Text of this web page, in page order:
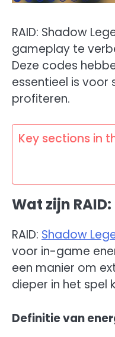
RAID: Shadow
gameplay te
Deze codes
essentieel is
profiteren.
Key sections in
Wat zijn
RAID: Shadow
voor in-game
een manier om
dieper in het spel
Definitie van